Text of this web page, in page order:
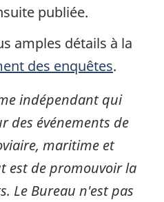
publiée.
amples détails à la
des enquêtes.
indépendant qui
des événements de
maritime et
est de promouvoir la
Le Bureau n'est pas